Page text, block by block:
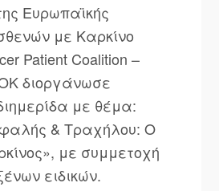
Ευρωπαϊκής
με Καρκίνο
Patient Coalition –
διοργάνωσε
με θέμα:
& Τραχήλου: Ο
με συμμετοχή
ειδικών.